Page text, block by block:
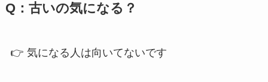
Q：古いの気になる？
👉 気になる人は向いてないです